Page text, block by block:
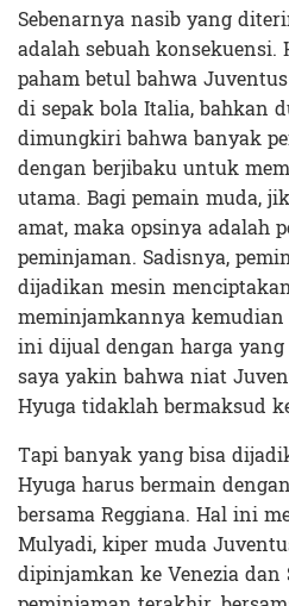
Sebenarnya nasib yang
adalah sebuah
paham betul bahwa
di sepak bola Italia, bahkan
dimungkiri bahwa banyak
dengan berjibaku untuk
utama. Bagi pemain muda,
amat, maka opsinya adalah
peminjaman. Sadisnya,
dijadikan mesin
meminjamkannya
ini dijual dengan harga
saya yakin bahwa niat
Hyuga tidaklah bermaksud
Tapi banyak yang bisa
Hyuga harus bermain
bersama Reggiana. Hal ini
Mulyadi, kiper muda
dipinjamkan ke Venezia dan